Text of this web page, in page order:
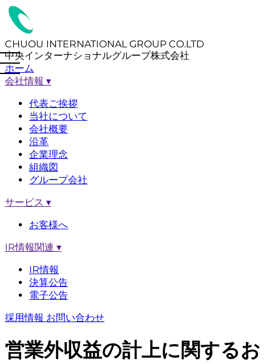
CHUOU INTERNATIONAL GROUP CO.LTD
中央インターナショナルグループ株式会社
ホーム
会社情報 ▾
代表ご挨拶
当社について
会社概要
沿革
企業理念
組織図
グループ会社
サービス ▾
お客様へ
IR情報関連 ▾
IR情報
決算公告
電子公告
採用情報 お問い合わせ
営業外収益の計上に関するお